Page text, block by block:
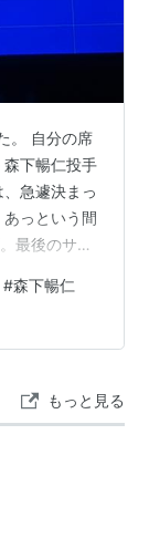
。 自分の席
下暢仁投手
急遽決まっ
っという間
最後のサイ
#森下暢仁
もっと見る